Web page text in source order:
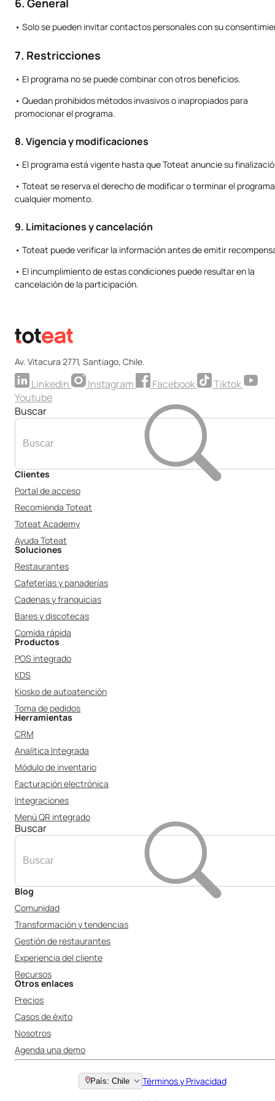
6. General
• Solo se pueden invitar contactos personales con su
7. Restricciones
• El programa no se puede combinar con otros beneficios.
• Quedan prohibidos métodos invasivos o inapropiados para
promocionar el programa.
8. Vigencia y modificaciones
• El programa está vigente hasta que Toteat anuncie su
• Toteat se reserva el derecho de modificar o terminar el
cualquier momento.
9. Limitaciones y cancelación
• Toteat puede verificar la información antes de emitir
• El incumplimiento de estas condiciones puede resultar en la
cancelación de la participación.
Av. Vitacura 2771, Santiago, Chile.
Linkedin Instagram Facebook
Tiktok
Youtube
Buscar
Clientes
Portal de acceso
Recomienda Toteat
Toteat Academy
Ayuda Toteat
Soluciones
Restaurantes
Cafeterías y panaderías
Cadenas y franquicias
Bares y discotecas
Comida rápida
Productos
POS integrado
KDS
Kiosko de autoatención
Toma de pedidos
Herramientas
CRM
Analítica Integrada
Módulo de inventario
Facturación electrónica
Integraciones
Menú QR integrado
Buscar
Blog
Comunidad
Transformación y tendencias
Gestión de restaurantes
Experiencia del cliente
Recursos
Otros enlaces
Precios
Casos de éxito
Nosotros
Agenda una demo
País: Chile
Términos y Privacidad